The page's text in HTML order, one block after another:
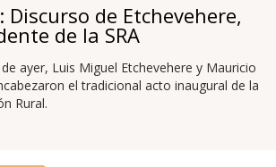
Discurso de Etchevehere,
de la SRA
de ayer, Luis Miguel Etchevehere y Mauricio
el tradicional acto inaugural de la
Rural.